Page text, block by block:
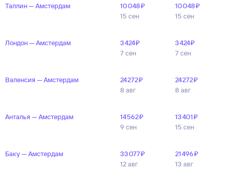
Таллин — Амстердам
10 ⁠048 ⁠₽
15 сен
10 ⁠048 ⁠₽
15 сен
Лондон — Амстердам
3 ⁠424 ⁠₽
7 сен
3 ⁠424 ⁠₽
7 сен
Валенсия — Амстердам
24 ⁠272 ⁠₽
8 авг
24 ⁠272 ⁠₽
8 авг
Анталья — Амстердам
14 ⁠562 ⁠₽
9 сен
13 ⁠401 ⁠₽
15 сен
Баку — Амстердам
33 ⁠077 ⁠₽
12 авг
21 ⁠496 ⁠₽
13 авг